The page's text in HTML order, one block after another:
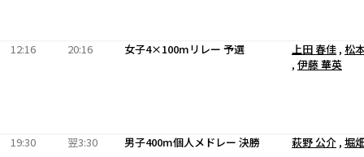
12:16 20:16 女子4×100mリレー 予選 上田 春佳 , 松
, 伊藤 華英
19:30 翌3:30 男子400m個人メドレー 決勝 萩野 公介 , 堀